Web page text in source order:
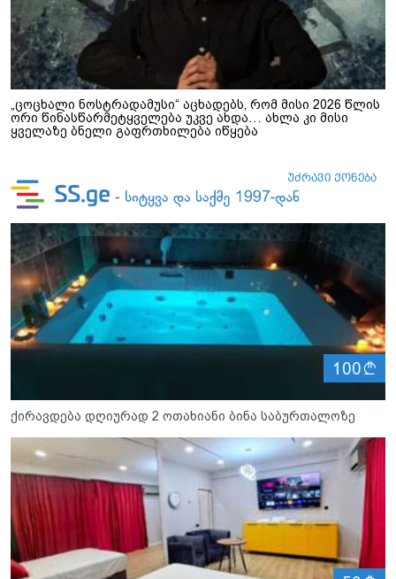
„ცოცხალი ნოსტრადამუსი“ აცხადებს, რომ მისი 2026 წლის
ორი წინასწარმეტყველება უკვე ახდა… ახლა კი მისი
ყველაზე ბნელი გაფრთხილება იწყება
100
ქირავდება დღიურად 2 ოთახიანი ბინა საბურთალოზე